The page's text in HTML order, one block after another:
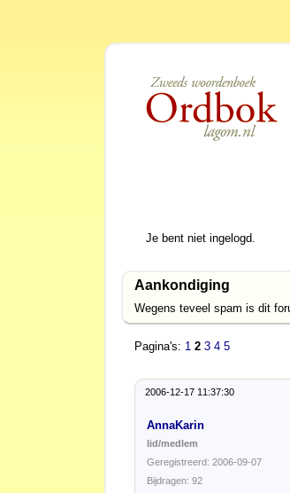
Je bent niet ingelogd.
Aankondiging
Wegens teveel spam is dit
Pagina's: 1 2 3 4 5
2006-12-17 11:37:30
AnnaKarin
lid/medlem
Geregistreerd: 2006-09-07
Bijdragen: 92